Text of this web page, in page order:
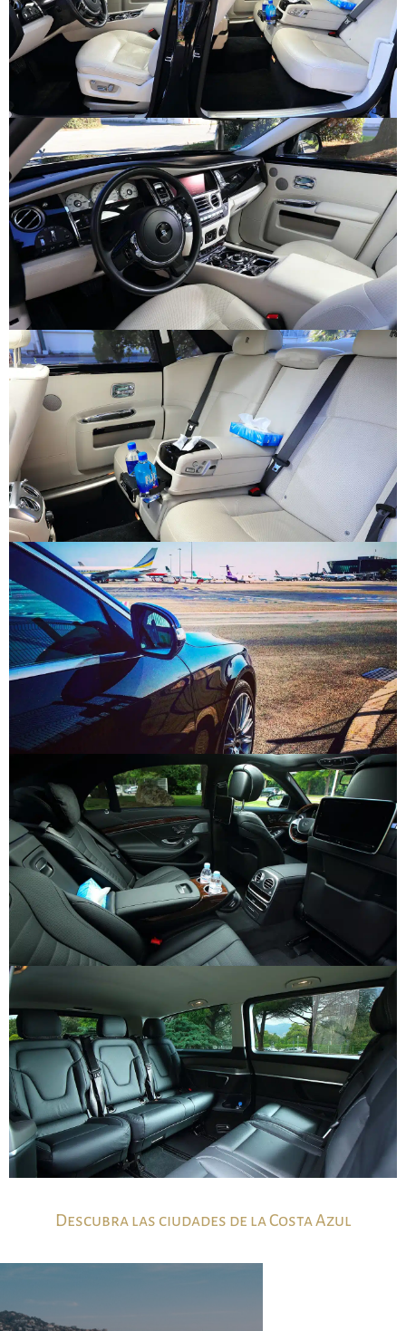
Descubra las ciudades de la Costa Azul